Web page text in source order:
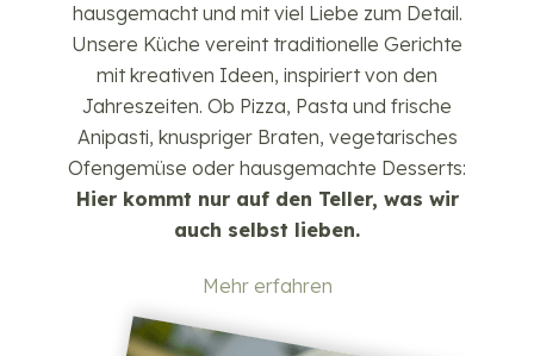
hausgemacht und mit viel Liebe zum Detail.
Unsere Küche vereint traditionelle Gerichte
mit kreativen Ideen, inspiriert von den
Jahreszeiten. Ob Pizza, Pasta und frische
Anipasti, knuspriger Braten, vegetarisches
Ofengemüse oder hausgemachte Desserts:
Hier kommt nur auf den Teller, was wir
auch selbst lieben.
Mehr erfahren